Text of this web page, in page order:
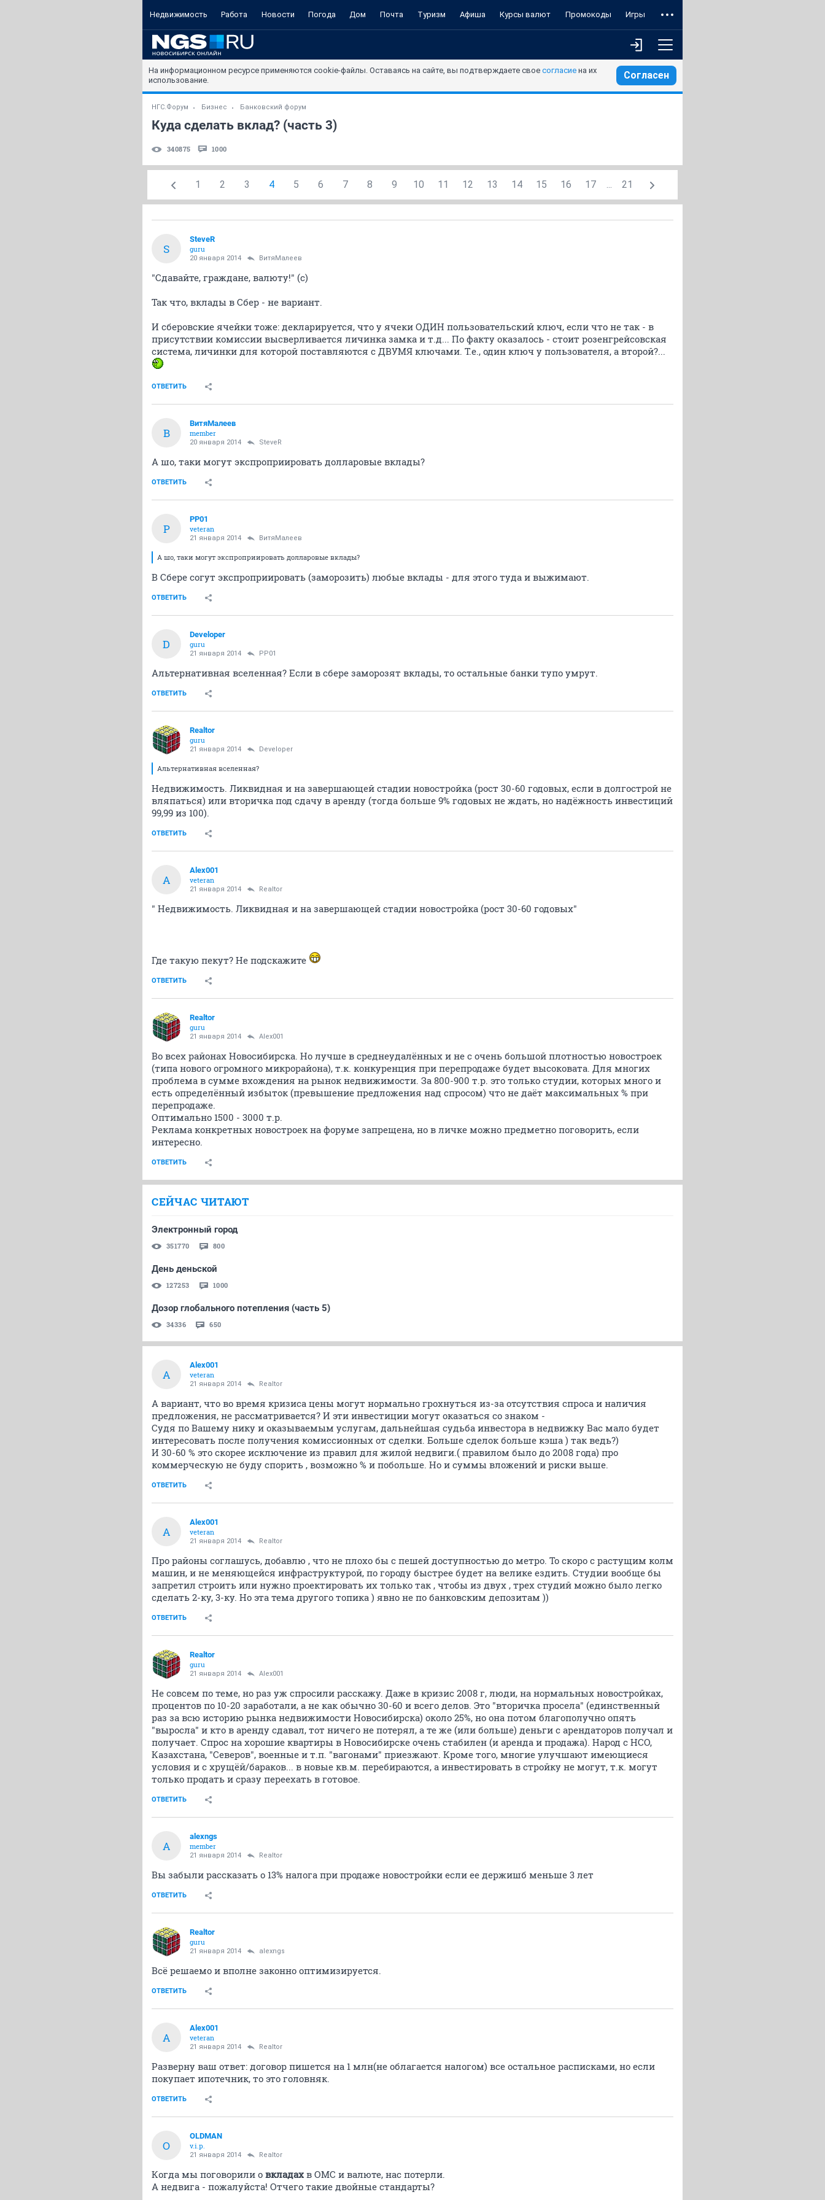
Недвижимость Работа Новости Погода Дом Почта Туризм Афиша Курсы валют Промокоды Игры
На информационном ресурсе применяются cookie-файлы. Оставаясь на сайте, вы подтверждаете свое согласие на их
использование.
Согласен
НГС.Форум Бизнес Банковский форум
Куда сделать вклад? (часть 3)
340875 1000
1 2 3 4 5 6 7 8 9 10 11 12 13 14 15 16 17 ... 21
S
SteveR
guru
20 января 2014 ВитяМалеев
"Сдавайте, граждане, валюту!" (с)
Так что, вклады в Сбер - не вариант.
И сберовские ячейки тоже: декларируется, что у ячеки ОДИН пользовательский ключ, если что не так - в
присутствии комиссии высверливается личинка замка и т.д... По факту оказалось - стоит розенгрейсовская
система, личинки для которой поставляются с ДВУМЯ ключами. Т.е., один ключ у пользователя, а второй?...
ОТВЕТИТЬ
В
ВитяМалеев
member
20 января 2014 SteveR
А шо, таки могут экспроприировать долларовые вклады?
ОТВЕТИТЬ
P
PP01
veteran
21 января 2014 ВитяМалеев
А шо, таки могут экспроприировать долларовые вклады?
В Сбере согут экспроприировать (заморозить) любые вклады - для этого туда и выжимают.
ОТВЕТИТЬ
D
Developer
guru
21 января 2014 PP01
Альтернативная вселенная? Если в сбере заморозят вклады, то остальные банки тупо умрут.
ОТВЕТИТЬ
Realtor
guru
21 января 2014 Developer
Альтернативная вселенная?
Недвижимость. Ликвидная и на завершающей стадии новостройка (рост 30-60 годовых, если в долгострой не
вляпаться) или вторичка под сдачу в аренду (тогда больше 9% годовых не ждать, но надёжность инвестиций
99,99 из 100).
ОТВЕТИТЬ
A
Alex001
veteran
21 января 2014 Realtor
" Недвижимость. Ликвидная и на завершающей стадии новостройка (рост 30-60 годовых"
Где такую пекут? Не подскажите
ОТВЕТИТЬ
Realtor
guru
21 января 2014 Alex001
Во всех районах Новосибирска. Но лучше в среднеудалённых и не с очень большой плотностью новостроек
(типа нового огромного микрорайона), т.к. конкуренция при перепродаже будет высоковата. Для многих
проблема в сумме вхождения на рынок недвижимости. За 800-900 т.р. это только студии, которых много и
есть определённый избыток (превышение предложения над спросом) что не даёт максимальных % при
перепродаже.
Оптимально 1500 - 3000 т.р.
Реклама конкретных новостроек на форуме запрещена, но в личке можно предметно поговорить, если
интересно.
ОТВЕТИТЬ
СЕЙЧАС ЧИТАЮТ
Электронный город
351770 800
День деньской
127253 1000
Дозор глобального потепления (часть 5)
34336 650
A
Alex001
veteran
21 января 2014 Realtor
А вариант, что во время кризиса цены могут нормально грохнуться из-за отсутствия спроса и наличия
предложения, не рассматривается? И эти инвестиции могут оказаться со знаком -
Судя по Вашему нику и оказываемым услугам, дальнейшая судьба инвестора в недвижку Вас мало будет
интересовать после получения комиссионных от сделки. Больше сделок больше кэша ) так ведь?)
И 30-60 % это скорее исключение из правил для жилой недвиги.( правилом было до 2008 года) про
коммерческую не буду спорить , возможно % и побольше. Но и суммы вложений и риски выше.
ОТВЕТИТЬ
A
Alex001
veteran
21 января 2014 Realtor
Про районы соглашусь, добавлю , что не плохо бы с пешей доступностью до метро. То скоро с растущим колм
машин, и не меняющейся инфраструктурой, по городу быстрее будет на велике ездить. Студии вообще бы
запретил строить или нужно проектировать их только так , чтобы из двух , трех студий можно было легко
сделать 2-ку, 3-ку. Но эта тема другого топика ) явно не по банковским депозитам ))
ОТВЕТИТЬ
Realtor
guru
21 января 2014 Alex001
Не совсем по теме, но раз уж спросили расскажу. Даже в кризис 2008 г, люди, на нормальных новостройках,
процентов по 10-20 заработали, а не как обычно 30-60 и всего делов. Это "вторичка просела" (единственный
раз за всю историю рынка недвижимости Новосибирска) около 25%, но она потом благополучно опять
"выросла" и кто в аренду сдавал, тот ничего не потерял, а те же (или больше) деньги с арендаторов получал и
получает. Спрос на хорошие квартиры в Новосибирске очень стабилен (и аренда и продажа). Народ с НСО,
Казахстана, "Северов", военные и т.п. "вагонами" приезжают. Кроме того, многие улучшают имеющиеся
условия и с хрущёй/бараков... в новые кв.м. перебираются, а инвестировать в стройку не могут, т.к. могут
только продать и сразу переехать в готовое.
ОТВЕТИТЬ
A
alexngs
member
21 января 2014 Realtor
Вы забыли рассказать о 13% налога при продаже новостройки если ее держишб меньше 3 лет
ОТВЕТИТЬ
Realtor
guru
21 января 2014 alexngs
Всё решаемо и вполне законно оптимизируется.
ОТВЕТИТЬ
A
Alex001
veteran
21 января 2014 Realtor
Разверну ваш ответ: договор пишется на 1 млн(не облагается налогом) все остальное расписками, но если
покупает ипотечник, то это головняк.
ОТВЕТИТЬ
O
OLDMAN
v.i.p.
21 января 2014 Realtor
Когда мы поговорили о вкладах в ОМС и валюте, нас потерли.
А недвига - пожалуйста! Отчего такие двойные стандарты?